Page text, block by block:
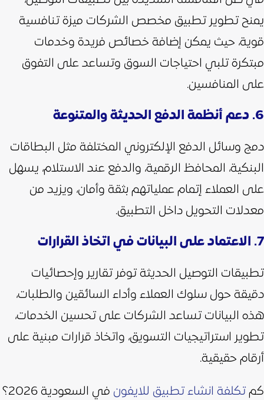
يمنح تطوير تطبيق مخصص الشركات ميزة تنافسية
قوية، حيث يمكن إضافة خصائص فريدة وخدمات
مبتكرة تلبي احتياجات السوق وتساعد على التفوق
على المنافسين.
6. دعم أنظمة الدفع الحديثة والمتنوعة
دمج وسائل الدفع الإلكتروني المختلفة مثل البطاقات
البنكية، المحافظ الرقمية، والدفع عند الاستلام، يسهل
على العملاء إتمام عملياتهم بثقة وأمان، ويزيد من
معدلات التحويل داخل التطبيق.
7. الاعتماد على البيانات في اتخاذ القرارات
تطبيقات التوصيل الحديثة توفر تقارير وإحصائيات
دقيقة حول سلوك العملاء وأداء السائقين والطلبات،
هذه البيانات تساعد الشركات على تحسين الخدمات،
تطوير استراتيجيات التسويق، واتخاذ قرارات مبنية على
أرقام حقيقية.
كمتكلفة انشاء تطبيق للايفون في السعودية 2026؟